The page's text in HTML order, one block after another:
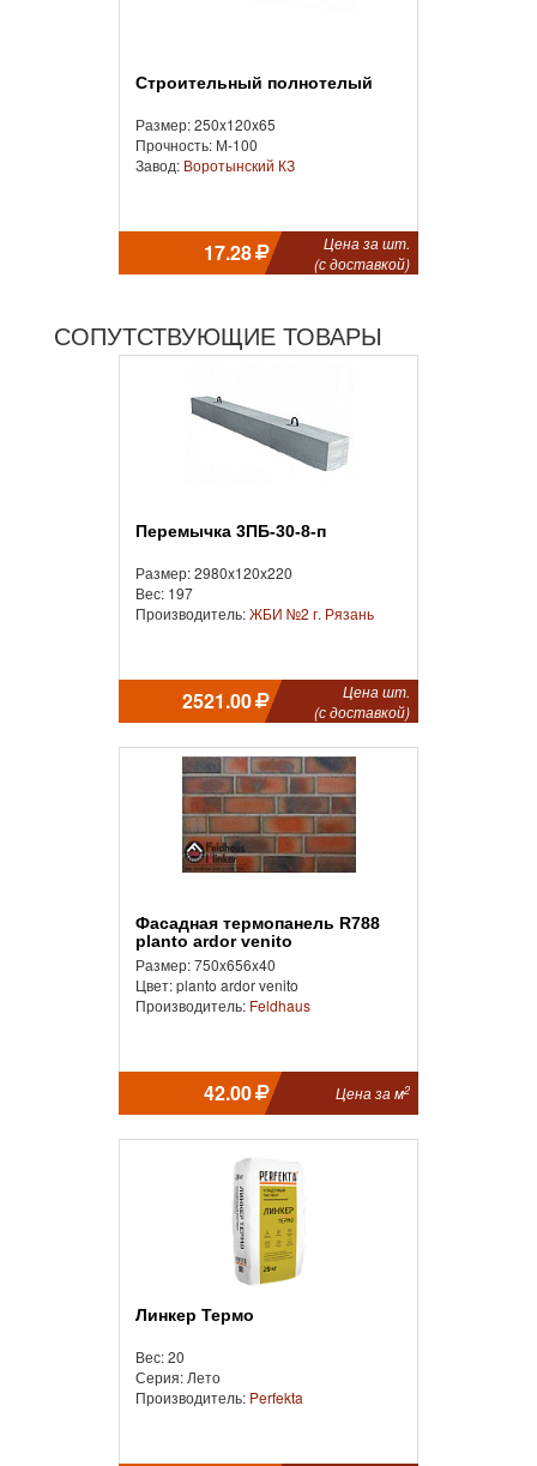
Строительный полнотелый
Размер: 250x120x65
Прочность: М-100
Завод: Воротынский КЗ
17.28
Цена за шт.
(с доставкой)
СОПУТСТВУЮЩИЕ ТОВАРЫ
Перемычка 3ПБ-30-8-п
Размер: 2980x120x220
Вес: 197
Производитель:ЖБИ №2 г. Рязань
2521.00
Цена шт.
(с доставкой)
Фасадная термопанель R788
planto ardor venito
Размер: 750x656x40
Цвет: planto ardor venito
Производитель: Feldhaus
42.00 Цена за м2
Линкер Термо
Вес: 20
Серия: Лето
Производитель: Perfekta